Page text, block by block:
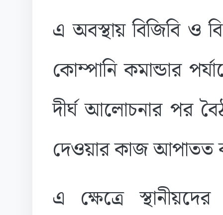
এ অবস্থায় বিজিবি ও
কোম্পানি কমান্ডার
দীর্ঘ আলোচনার পর
দেওয়ার কাজ আপাতত
এ ক্ষেত্রে